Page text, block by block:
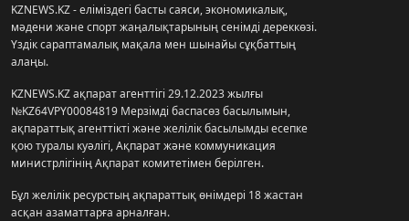
KZNEWS.KZ - еліміздегі басты саяси, экономикалық,
мәдени және спорт жаңалықтарының сенімді дереккөзі.
Үздік сараптамалық мақала мен шынайы сұқбаттың
алаңы.
KZNEWS.KZ ақпарат агенттігі 29.12.2023 жылғы
№KZ64VPY00084819 Мерзімді баспасөз басылымын,
ақпараттық агенттікті және желілік басылымды есепке
қою туралы куәлігі, Ақпарат және коммуникация
министрлігінің Ақпарат комитетімен берілген.
Бұл желілік ресурстың ақпараттық өнімдері 18 жастан
асқан азаматтарға арналған.